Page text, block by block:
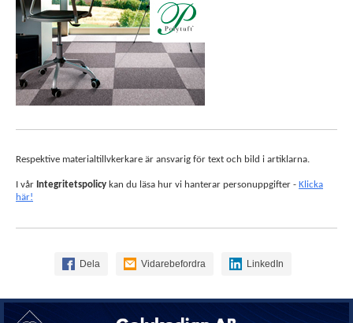
Respektive materialtillvkerkare är ansvarig för text och bild i artiklarna.
I vår Integritetspolicy kan du läsa hur vi hanterar personuppgifter - Klicka
här!
Dela Vidarebefordra LinkedIn